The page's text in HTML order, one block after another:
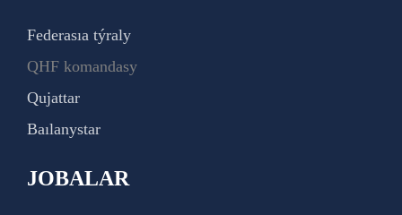
Federasıa týraly
QHF komandasy
Qujattar
Baılanystar
JOBALAR